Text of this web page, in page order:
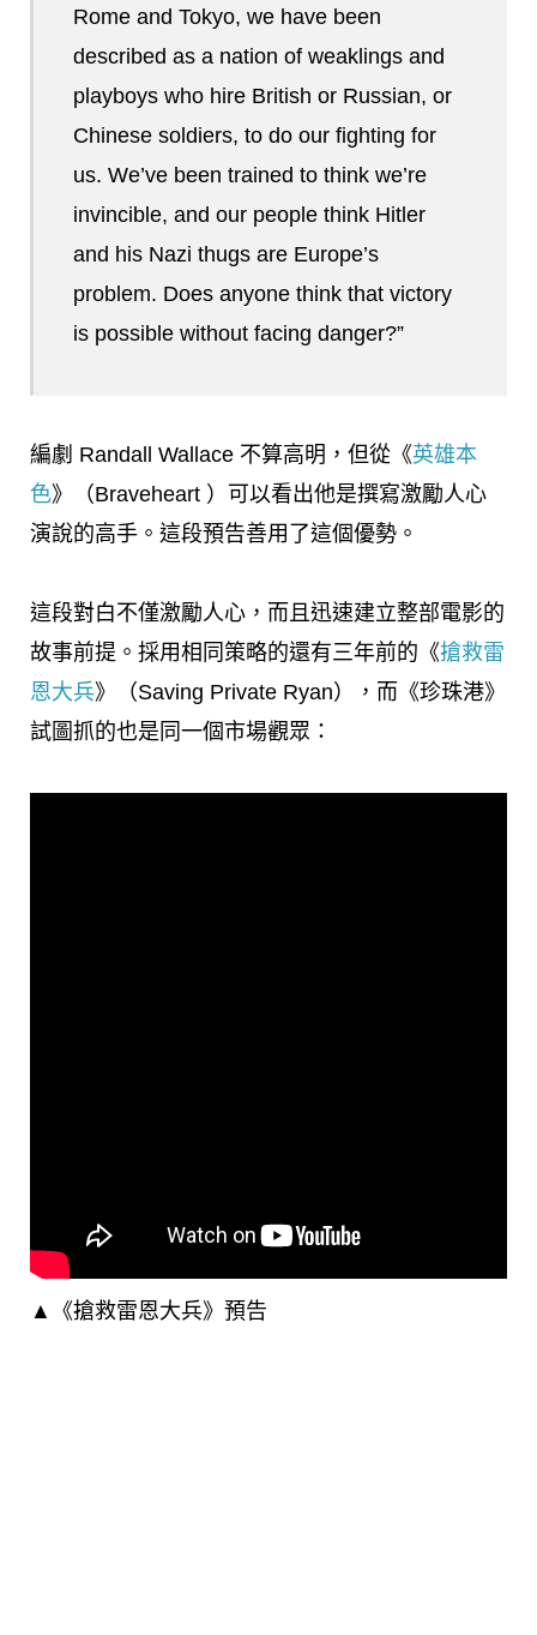
Rome and Tokyo, we have been
described as a nation of weaklings and
playboys who hire British or Russian, or
Chinese soldiers, to do our fighting for
us. We’ve been trained to think we’re
invincible, and our people think Hitler
and his Nazi thugs are Europe’s
problem. Does anyone think that victory
is possible without facing danger?”
編劇 Randall Wallace 不算高明，但從《英雄本
色》（Braveheart ）可以看出他是撰寫激勵人心
演說的高手。這段預告善用了這個優勢。
這段對白不僅激勵人心，而且迅速建立整部電影的
故事前提。採用相同策略的還有三年前的《搶救雷
恩大兵》（Saving Private Ryan），而《珍珠港》
試圖抓的也是同一個市場觀眾：
▲《搶救雷恩大兵》預告